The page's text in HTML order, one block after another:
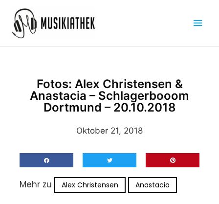
Inhalt
springen
Fotos: Alex Christensen &
Anastacia – Schlagerbooom
Dortmund – 20.10.2018
Oktober 21, 2018
Mehr zu Alex Christensen Anastacia